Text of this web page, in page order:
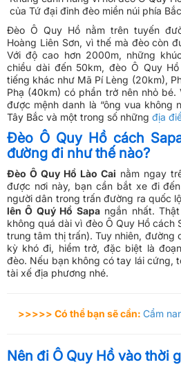
của Tứ đại đỉnh đèo miền núi phía
Đèo Ô Quy Hồ nằm trên tuyến
Hoàng Liên Sơn, vì thế mà đèo còn
Với độ cao hơn 2000m, những
chiều dài đến 50km, đèo Ô Quy
tiếng khác như Mã Pí Lèng (20km),
Phạ (40km) có phần trở nên nhỏ
được mệnh danh là “ông vua không
Tây Bắc và một trong số những địa
Đèo Ô Quy Hồ cách
đường đi như thế nào?
Đèo Ô Quy Hồ Lào Cai nằm ngay
được nơi này, bạn cần bắt xe đi
người dân trong trấn đường ra quốc
lên Ô Quý Hồ Sapangắn nhất.
không quá dài vì đèo Ô Quy Hồ cách
trung tâm thị trấn). Tuy nhiên, đường
kỳ khó đi, hiểm trở, đặc biệt là
đèo. Nếu bạn không có tay lái cứng,
tài xế địa phương nhé.
>>>>> Có thể bạn sẽ cần: Cẩm
Nên đi Ô Quy Hồ vào thời